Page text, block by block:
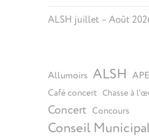
ALSH juillet – Août
Allumoirs ALSH APE
Café concert Chasse à
Concert Concours
Conseil